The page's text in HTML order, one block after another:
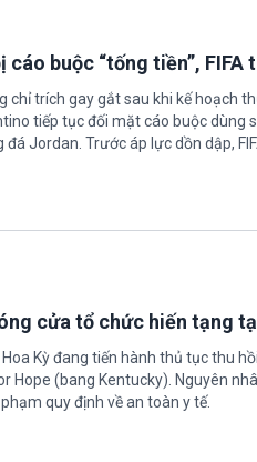
cáo buộc “tống tiền”, FIFA
chỉ trích gay gắt sau khi kế hoạch
tiếp tục đối mặt cáo buộc dùng
Jordan. Trước áp lực dồn dập,
cửa tổ chức hiến tạng
Kỳ đang tiến hành thủ tục thu
Hope (bang Kentucky). Nguyên
quy định về an toàn y tế.